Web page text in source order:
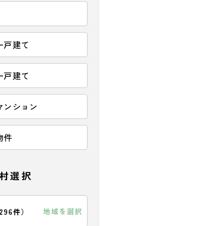
戸建て
戸建て
ンション
件
選択
296件） 地域を選択